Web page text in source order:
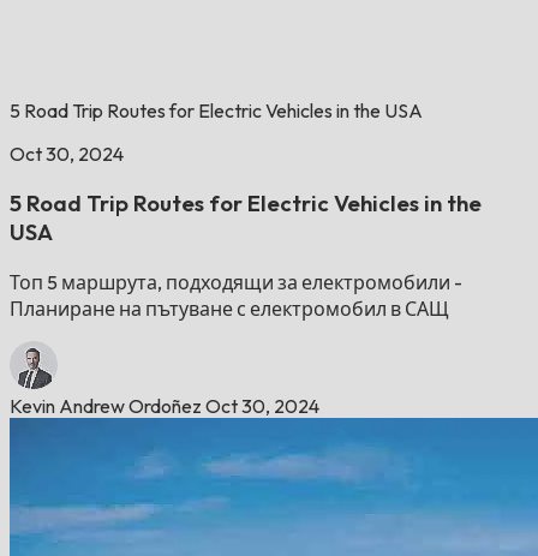
5 Road Trip Routes for Electric Vehicles in the USA
Oct 30, 2024
5 Road Trip Routes for Electric Vehicles in the
USA
Топ 5 маршрута, подходящи за електромобили -
Планиране на пътуване с електромобил в САЩ
Kevin Andrew Ordoñez Oct 30, 2024